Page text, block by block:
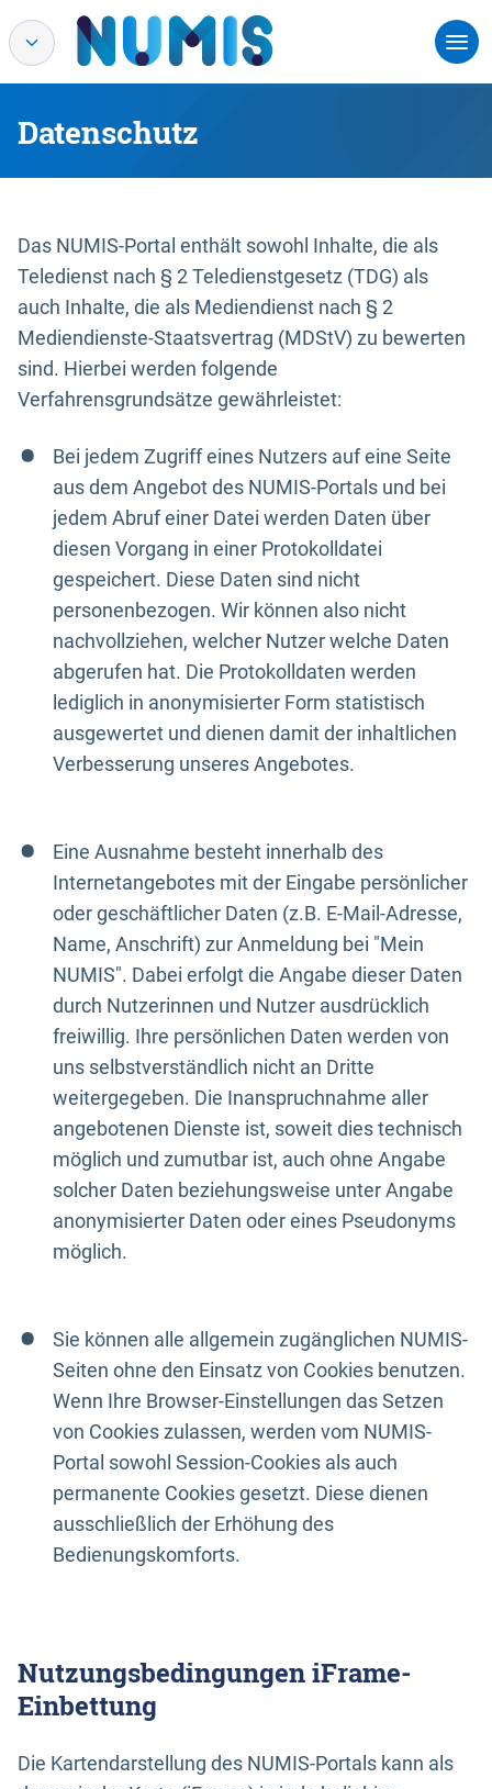
Datenschutz
Das NUMIS-Portal enthält sowohl Inhalte, die als
Teledienst nach § 2 Teledienstgesetz (TDG) als
auch Inhalte, die als Mediendienst nach § 2
Mediendienste-Staatsvertrag (MDStV) zu bewerten
sind. Hierbei werden folgende
Verfahrensgrundsätze gewährleistet:
Bei jedem Zugriff eines Nutzers auf eine Seite
aus dem Angebot des NUMIS-Portals und bei
jedem Abruf einer Datei werden Daten über
diesen Vorgang in einer Protokolldatei
gespeichert. Diese Daten sind nicht
personenbezogen. Wir können also nicht
nachvollziehen, welcher Nutzer welche Daten
abgerufen hat. Die Protokolldaten werden
lediglich in anonymisierter Form statistisch
ausgewertet und dienen damit der inhaltlichen
Verbesserung unseres Angebotes.
Eine Ausnahme besteht innerhalb des
Internetangebotes mit der Eingabe persönlicher
oder geschäftlicher Daten (z.B. E-Mail-Adresse,
Name, Anschrift) zur Anmeldung bei "Mein
NUMIS". Dabei erfolgt die Angabe dieser Daten
durch Nutzerinnen und Nutzer ausdrücklich
freiwillig. Ihre persönlichen Daten werden von
uns selbstverständlich nicht an Dritte
weitergegeben. Die Inanspruchnahme aller
angebotenen Dienste ist, soweit dies technisch
möglich und zumutbar ist, auch ohne Angabe
solcher Daten beziehungsweise unter Angabe
anonymisierter Daten oder eines Pseudonyms
möglich.
Sie können alle allgemein zugänglichen NUMIS-
Seiten ohne den Einsatz von Cookies benutzen.
Wenn Ihre Browser-Einstellungen das Setzen
von Cookies zulassen, werden vom NUMIS-
Portal sowohl Session-Cookies als auch
permanente Cookies gesetzt. Diese dienen
ausschließlich der Erhöhung des
Bedienungskomforts.
Nutzungsbedingungen iFrame-
Einbettung
Die Kartendarstellung des NUMIS-Portals kann als